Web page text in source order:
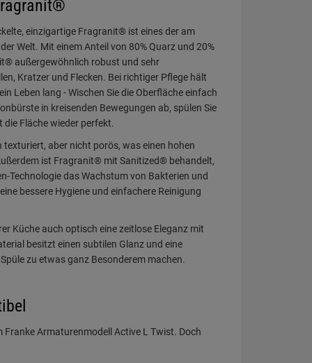
einzigartige Fragranit® ist eines der am
Welt. Mit einem Anteil von 80% Quarz und 20%
außergewöhnlich robust und sehr
Kratzer und Flecken. Bei richtiger Pflege hält
Leben lang - Wischen Sie die Oberfläche einfach
in kreisenden Bewegungen ab, spülen Sie
Fläche wieder perfekt.
texturiert, aber nicht porös, was einen hohen
ist Fragranit® mit Sanitized® behandelt,
Technologie das Wachstum von Bakterien und
bessere Hygiene und einfachere Reinigung
Küche auch optisch eine zeitlose Eleganz mit
besitzt einen subtilen Glanz und eine
zu etwas ganz Besonderem machen.
Franke Armaturenmodell Active L Twist. Doch